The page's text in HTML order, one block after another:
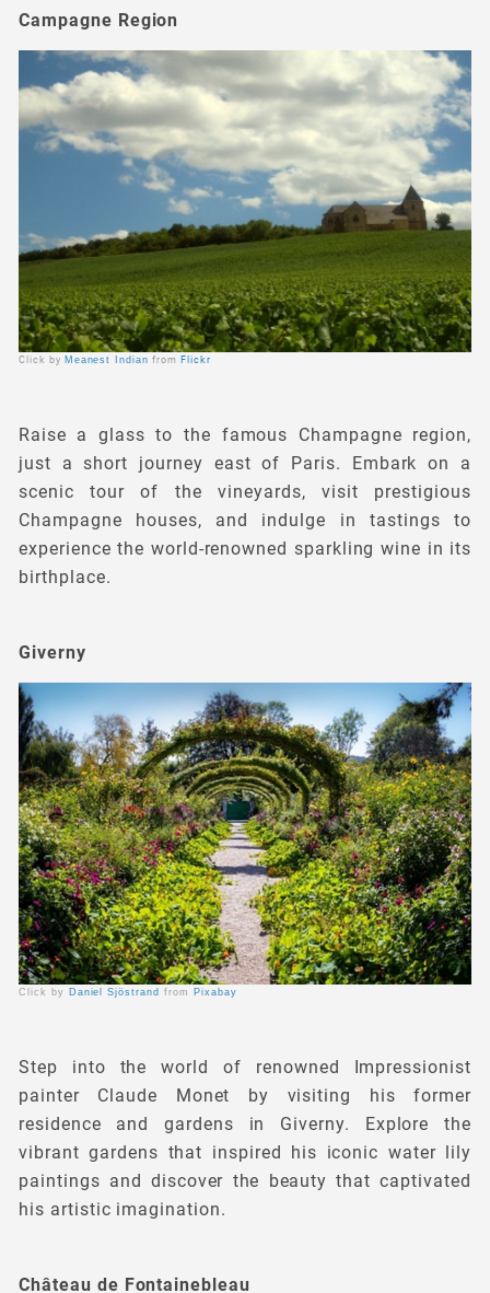
Click by Meanest Indian from Flickr
Campagne Region
Raise a glass to the famous Champagne region,
just a short journey east of Paris. Embark on a
scenic tour of the vineyards, visit prestigious
Champagne houses, and indulge in tastings to
experience the world-renowned sparkling wine in its
birthplace.
Click by Daniel Sjöstrand from Pixabay
Giverny
Step into the world of renowned Impressionist
painter Claude Monet by visiting his former
residence and gardens in Giverny. Explore the
vibrant gardens that inspired his iconic water lily
paintings and discover the beauty that captivated
his artistic imagination.
Château de Fontainebleau